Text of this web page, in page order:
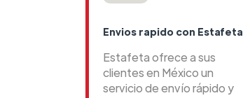
Envios rapido con Estafeta
Estafeta ofrece a sus
clientes en México un
servicio de envío rápido y